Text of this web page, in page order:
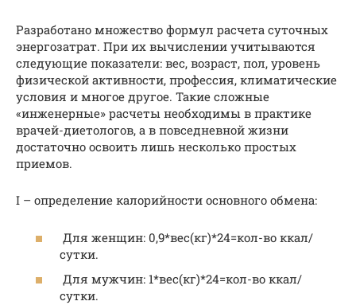
Разработано множество формул расчета суточных
энергозатрат. При их вычислении учитываются
следующие показатели: вес, возраст, пол, уровень
физической активности, профессия, климатические
условия и многое другое. Такие сложные
«инженерные» расчеты необходимы в практике
врачей-диетологов, а в повседневной жизни
достаточно освоить лишь несколько простых
приемов.
I – определение калорийности основного обмена:
Для женщин: 0,9*вес(кг)*24=кол-во ккал/
сутки.
Для мужчин: 1*вес(кг)*24=кол-во ккал/
сутки.